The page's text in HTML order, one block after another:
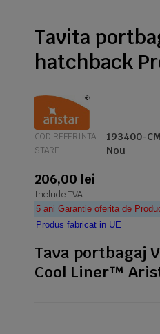
Tavita
hatchback
COD REFERINTA 193400-CM
STARE Nou
206,00 lei
Include TVA
5 ani Garantie oferita de
Produs fabricat in UE
Tava portbagaj
Cool Liner™